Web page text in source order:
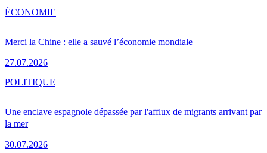
Merci la Chine : elle a sauvé l’économie mondiale
27.07.2026
ÉCONOMIE
Une enclave espagnole dépassée par l'afflux de migrants arrivant par
la mer
30.07.2026
POLITIQUE